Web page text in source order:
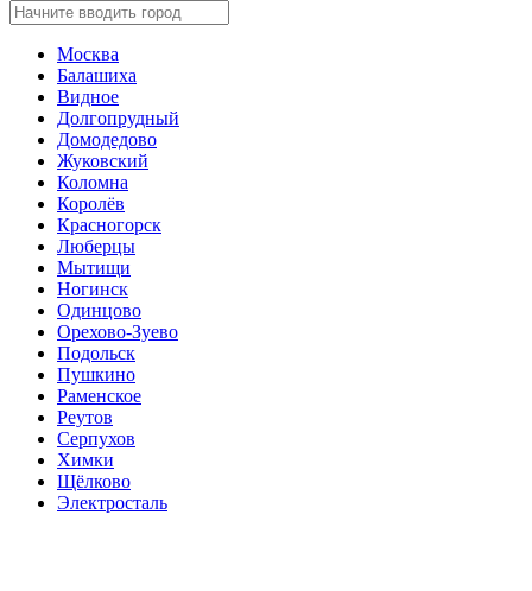
Москва
Балашиха
Видное
Долгопрудный
Домодедово
Жуковский
Коломна
Королёв
Красногорск
Люберцы
Мытищи
Ногинск
Одинцово
Орехово-Зуево
Подольск
Пушкино
Раменское
Реутов
Серпухов
Химки
Щёлково
Электросталь